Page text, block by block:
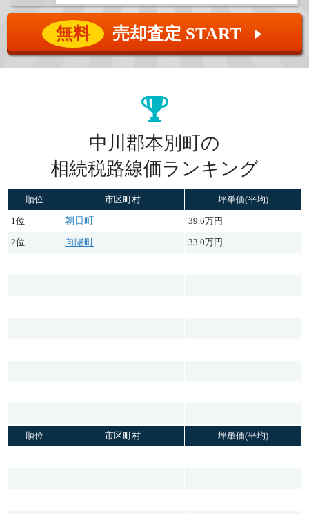
無料 売却査定 START ▲
中川郡本別町の
相続税路線価ランキング
順位 市区町村 坪単価(平均)
1位 朝日町 39.6万円
2位 向陽町 33.0万円
順位 市区町村 坪単価(平均)